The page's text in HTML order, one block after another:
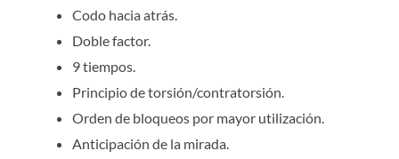
Codo hacia atrás.
Doble factor.
9 tiempos.
Principio de torsión/contratorsión.
Orden de bloqueos por mayor utilización.
Anticipación de la mirada.